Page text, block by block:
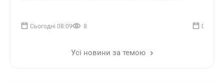
та підтверджені документально
Сьогодні 08:09 8
Усі новини за темою